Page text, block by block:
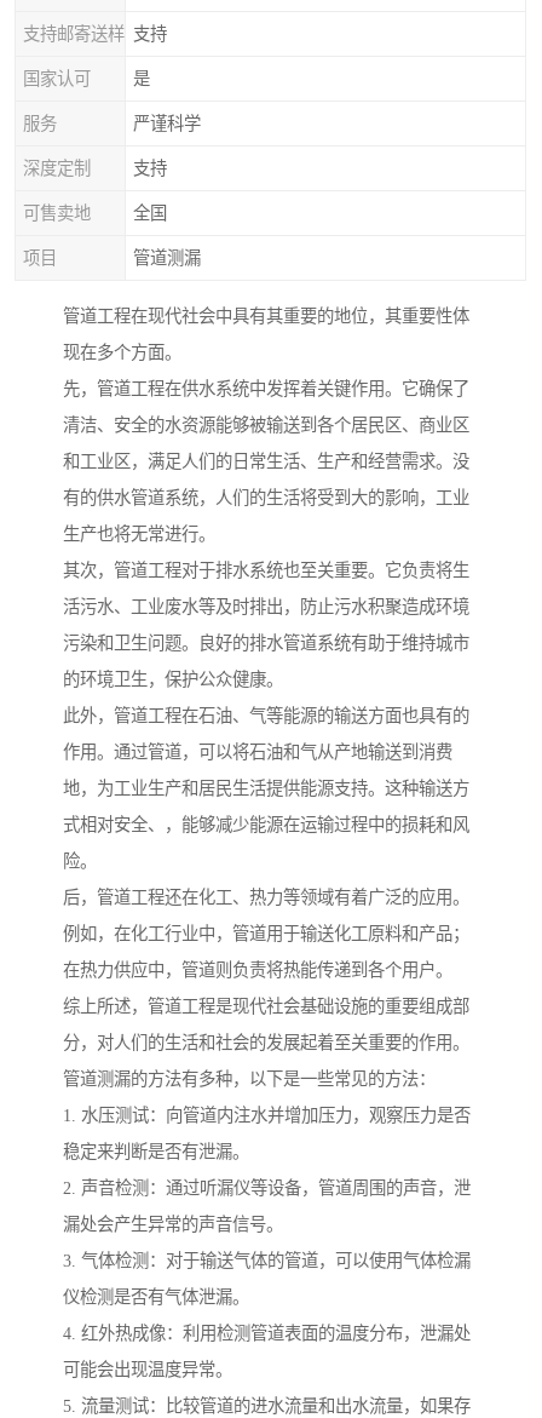
支持邮寄送样 支持
国家认可 是
服务 严谨科学
深度定制 支持
可售卖地 全国
项目 管道测漏
管道工程在现代社会中具有其重要的地位，其重要性体
现在多个方面。
先，管道工程在供水系统中发挥着关键作用。它确保了
清洁、安全的水资源能够被输送到各个居民区、商业区
和工业区，满足人们的日常生活、生产和经营需求。没
有的供水管道系统，人们的生活将受到大的影响，工业
生产也将无常进行。
其次，管道工程对于排水系统也至关重要。它负责将生
活污水、工业废水等及时排出，防止污水积聚造成环境
污染和卫生问题。良好的排水管道系统有助于维持城市
的环境卫生，保护公众健康。
此外，管道工程在石油、气等能源的输送方面也具有的
作用。通过管道，可以将石油和气从产地输送到消费
地，为工业生产和居民生活提供能源支持。这种输送方
式相对安全、，能够减少能源在运输过程中的损耗和风
险。
后，管道工程还在化工、热力等领域有着广泛的应用。
例如，在化工行业中，管道用于输送化工原料和产品；
在热力供应中，管道则负责将热能传递到各个用户。
综上所述，管道工程是现代社会基础设施的重要组成部
分，对人们的生活和社会的发展起着至关重要的作用。
管道测漏的方法有多种，以下是一些常见的方法：
1. 水压测试：向管道内注水并增加压力，观察压力是否
稳定来判断是否有泄漏。
2. 声音检测：通过听漏仪等设备，管道周围的声音，泄
漏处会产生异常的声音信号。
3. 气体检测：对于输送气体的管道，可以使用气体检漏
仪检测是否有气体泄漏。
4. 红外热成像：利用检测管道表面的温度分布，泄漏处
可能会出现温度异常。
5. 流量测试：比较管道的进水流量和出水流量，如果存